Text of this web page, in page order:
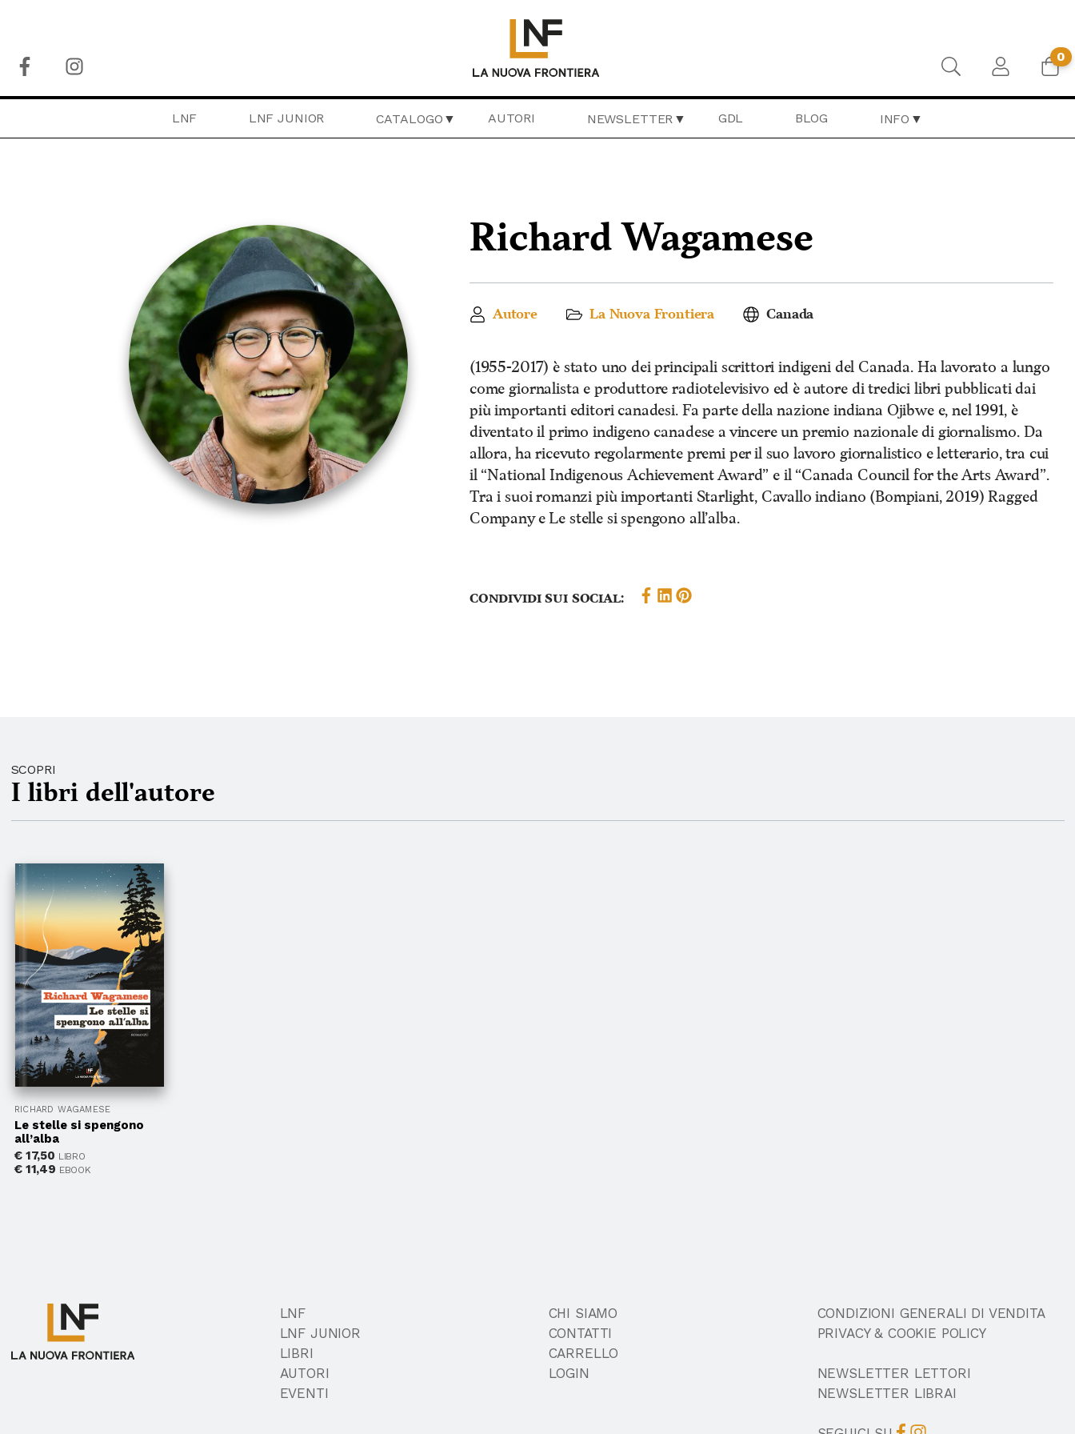
0
LNF LNF JUNIOR CATALOGO AUTORI NEWSLETTER GDL BLOG INFO
Richard Wagamese
Autore La Nuova Frontiera Canada
(1955-2017) è stato uno dei principali scrittori indigeni del Canada. Ha lavorato a lungo
come giornalista e produttore radiotelevisivo ed è autore di tredici libri pubblicati dai
più importanti editori canadesi. Fa parte della nazione indiana Ojibwe e, nel 1991, è
diventato il primo indigeno canadese a vincere un premio nazionale di giornalismo. Da
allora, ha ricevuto regolarmente premi per il suo lavoro giornalistico e letterario, tra cui
il “National Indigenous Achievement Award” e il “Canada Council for the Arts Award”.
Tra i suoi romanzi più importanti Starlight, Cavallo indiano (Bompiani, 2019) Ragged
Company e Le stelle si spengono all’alba.
Condividi sui social:
SCOPRI
I libri dell'autore
RICHARD WAGAMESE
Le stelle si spengono
all’alba
€17,50 LIBRO
€11,49 EBOOK
LNF
LNF JUNIOR
LIBRI
AUTORI
EVENTI
CHI SIAMO
CONTATTI
CARRELLO
LOGIN
CONDIZIONI GENERALI DI VENDITA
PRIVACY & COOKIE POLICY
NEWSLETTER LETTORI
NEWSLETTER LIBRAI